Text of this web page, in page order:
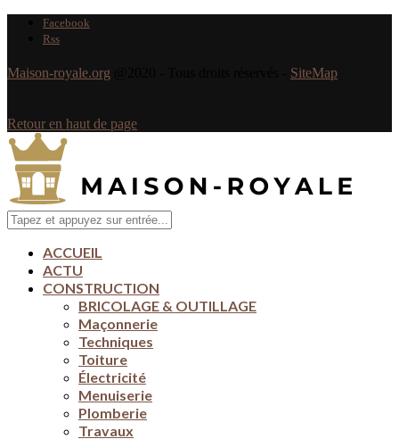
Facebook
Rss
Maison-royale.org SiteMap
Retour en haut de page
ACCUEIL
ACTU
CONSTRUCTION
BRICOLAGE & OUTILLAGE
Maçonnerie
Techniques
Toiture
Électricité
Menuiserie
Plomberie
Travaux